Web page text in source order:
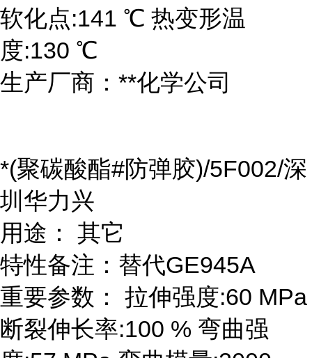
软化点:141 ℃ 热变形温
度:130 ℃
生产厂商：**化学公司
*(聚碳酸酯#防弹胶)/5F002/深
圳华力兴
用途： 其它
特性备注：替代GE945A
重要参数： 拉伸强度:60 MPa
断裂伸长率:100 % 弯曲强